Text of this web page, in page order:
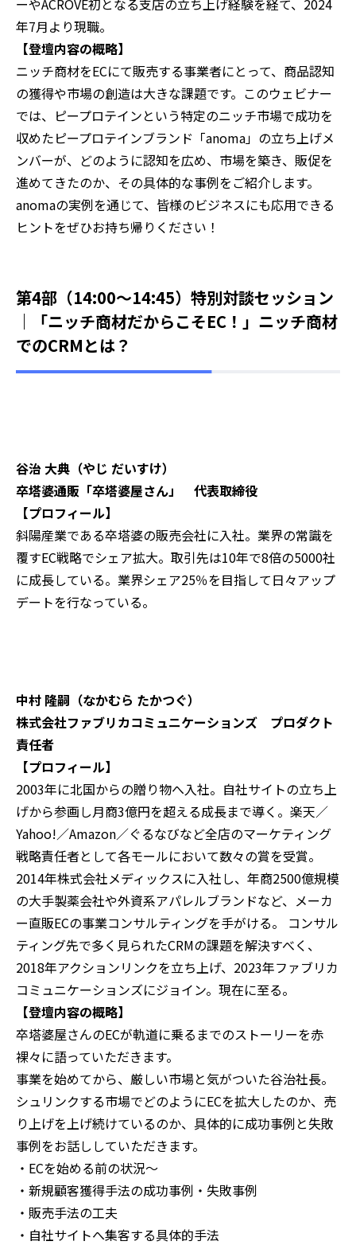
ーやACROVE初となる支店の立ち上げ経験を経て、2024
年7月より現職。
【登壇内容の概略】‍
ニッチ商材をECにて販売する事業者にとって、商品認知
の獲得や市場の創造は大きな課題です。このウェビナー
では、ピープロテインという特定のニッチ市場で成功を
収めたピープロテインブランド「anoma」の立ち上げメ
ンバーが、どのように認知を広め、市場を築き、販促を
進めてきたのか、その具体的な事例をご紹介します。
anomaの実例を通じて、皆様のビジネスにも応用できる
ヒントをぜひお持ち帰りください！
第4部（14:00～14:45）特別対談セッション
｜「ニッチ商材だからこそEC！」ニッチ商材
でのCRMとは？
谷治 大典（やじ だいすけ）
卒塔婆通販「卒塔婆屋さん」 代表取締役
【プロフィール】
斜陽産業である卒塔婆の販売会社に入社。業界の常識を
覆すEC戦略でシェア拡大。取引先は10年で8倍の5000社
に成長している。業界シェア25％を目指して日々アップ
デートを行なっている。
中村 隆嗣（なかむら たかつぐ）
株式会社ファブリカコミュニケーションズ プロダクト
責任者
【プロフィール】
2003年に北国からの贈り物へ入社。自社サイトの立ち上
げから参画し月商3億円を超える成長まで導く。楽天／
Yahoo!／Amazon／ぐるなびなど全店のマーケティング
戦略責任者として各モールにおいて数々の賞を受賞。
2014年株式会社メディックスに入社し、年商2500億規模
の大手製薬会社や外資系アパレルブランドなど、メーカ
ー直販ECの事業コンサルティングを手がける。 コンサル
ティング先で多く見られたCRMの課題を解決すべく、
2018年アクションリンクを立ち上げ、2023年ファブリカ
コミュニケーションズにジョイン。現在に至る。
【登壇内容の概略】
卒塔婆屋さんのECが軌道に乗るまでのストーリーを赤
裸々に語っていただきます。
事業を始めてから、厳しい市場と気がついた谷治社長。
シュリンクする市場でどのようにECを拡大したのか、売
り上げを上げ続けているのか、具体的に成功事例と失敗
事例をお話ししていただきます。
・ECを始める前の状況〜
・新規顧客獲得手法の成功事例・失敗事例
・販売手法の工夫
・自社サイトへ集客する具体的手法